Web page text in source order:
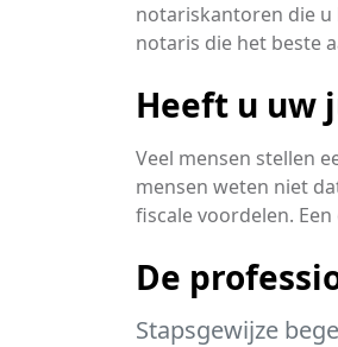
notariskantoren die u
notaris die het beste
Heeft u uw
Veel mensen stellen
mensen weten niet
fiscale voordelen.
De
Stapsgewijze